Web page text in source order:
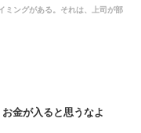
ングがある。それは、上司が部
金が入ると思うなよ